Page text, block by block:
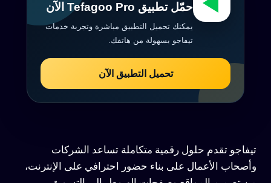
حمّل تطبيق Tefagoo Pro الآن
يمكنك تحميل التطبيق مباشرة وتجربة خدمات
تيفاجو بسهولة من هاتفك.
تحميل التطبيق الآن
تيفاجو تقدم حلول رقمية متكاملة تساعد الشركات
وأصحاب الأعمال على بناء حضور احترافي على الإنترنت،